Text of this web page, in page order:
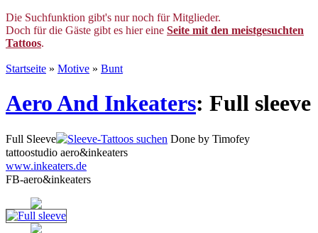
Die Suchfunktion gibt's nur noch für Mitglieder.
Doch für die Gäste gibt es hier eine Seite mit den meistgesuchten
Tattoos.
Startseite » Motive » Bunt
Aero And Inkeaters: Full sleeve
Full Sleeve
Done by Timofey
tattoostudio aero&inkeaters
www.inkeaters.de
FB-aero&inkeaters